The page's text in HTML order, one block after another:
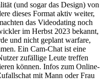
(und sogar das Design) von
dieses Format aktiv weiter,
das Videodating noch
im Herbst 2023 bekannt,
und nicht geplant warfare,
Ein Cam-Chat ist eine
zufällige Leute treffen
können. Infos zum Online-
mit Mann oder Frau